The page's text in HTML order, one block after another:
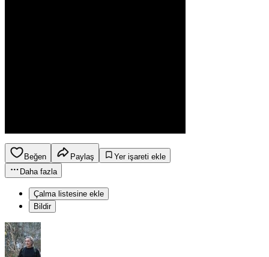
Beğen Paylaş
Yer işareti ekle
Daha fazla
Çalma listesine ekle
Bildir